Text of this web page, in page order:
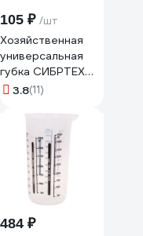
105 ₽ /шт
Хозяйственная
универсальная
губка СИБРТЕХ
200х140х60 мм
3.8(11)
484 ₽